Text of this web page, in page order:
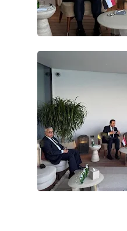
حوادث وقضايا
خدمات
فن المطبخ